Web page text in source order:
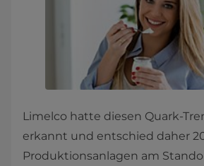
Limelco hatte diesen Quark-
erkannt und entschied daher
Produktionsanlagen am